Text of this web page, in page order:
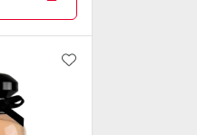
ADICIONAR AOS